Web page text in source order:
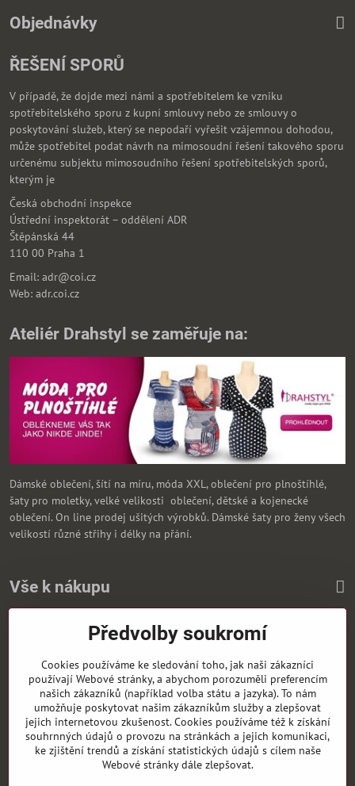
Objednávky
ŘEŠENÍ SPORŮ
V případě, že dojde mezi námi a spotřebitelem ke vzniku
spotřebitelského sporu z kupní smlouvy nebo ze smlouvy o
poskytování služeb, který se nepodaří vyřešit vzájemnou dohodou,
může spotřebitel podat návrh na mimosoudní řešení takového sporu
určenému subjektu mimosoudního řešení spotřebitelských sporů,
kterým je
Česká obchodní inspekce
Ústřední inspektorát – oddělení ADR
Štěpánská 44
110 00 Praha 1
Email: adr@coi.cz
Web: adr.coi.cz
Ateliér Drahstyl se zaměřuje na:
Dámské oblečení, šítí na míru, móda XXL, oblečení pro plnoštíhlé,
šaty pro moletky, velké velikosti oblečení, dětské a kojenecké
oblečení. On line prodej ušitých výrobků. Dámské šaty pro ženy všech
velikostí různé střihy i délky na přání.
Vše k nákupu
Zasíláme i na SlovenskoPředvolby soukromí
Cookies používáme ke sledování toho, jak naši zákazníci
používají Webové stránky, a abychom porozuměli preferencím
našich zákazníků (například volba státu a jazyka). To nám
umožňuje poskytovat našim zákazníkům služby a zlepšovat
jejich internetovou zkušenost. Cookies používáme též k získání
souhrnných údajů o provozu na stránkách a jejich komunikaci,
ke zjištění trendů a získání statistických údajů s cílem naše
Webové stránky dále zlepšovat.